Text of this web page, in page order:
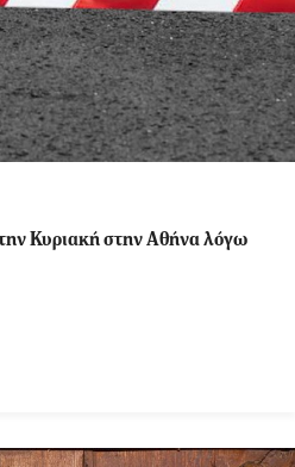
Κυριακή στην Αθήνα λόγω